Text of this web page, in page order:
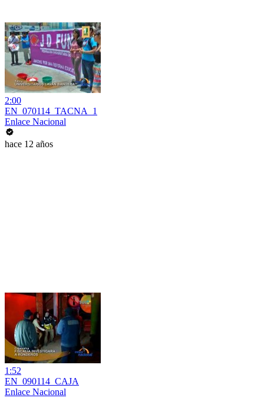
2:00
EN_070114_TACNA_1
Enlace Nacional
hace 12 años
1:52
EN_090114_CAJA
Enlace Nacional